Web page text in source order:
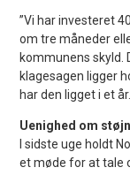
”Vi har investeret
om tre måneder
kommunens
klagesagen ligger
har den ligget i et
Uenighed om
I sidste uge holdt
et møde for at tale